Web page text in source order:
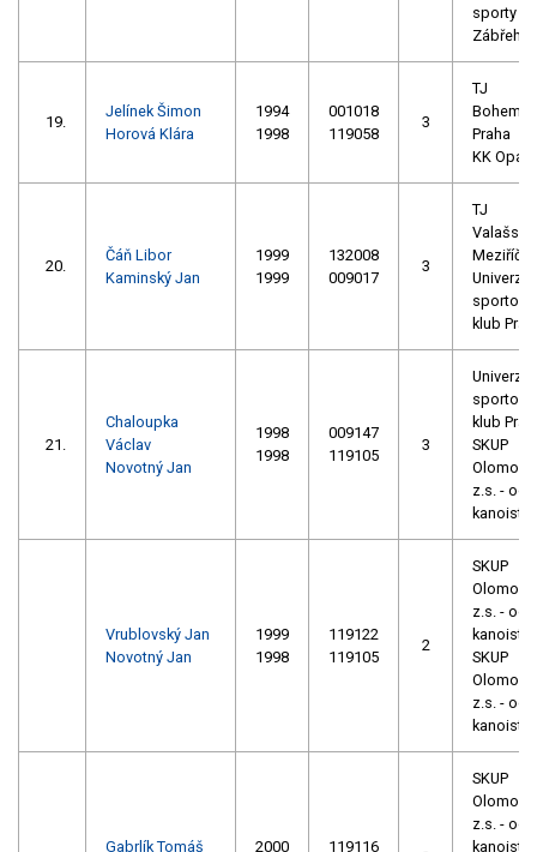
sporty
Zábřeh
19.
Jelínek Šimon
Horová Klára
1994
1998
001018
119058
3
TJ
Praha
KK
20.
Čáň Libor
Kaminský Jan
1999
1999
132008
009017
3
TJ
Valašské
Meziříčí
sportovní
klub
21.
Chaloupka
Václav
Novotný Jan
1998
1998
009147
119105
3
sportovní
klub
SKUP
z.s. -
Vrublovský Jan
Novotný Jan
1999
1998
119122
119105
2
SKUP
z.s. -
SKUP
z.s. -
Gabrlík Tomáš
2000
119116
SKUP
z.s. -